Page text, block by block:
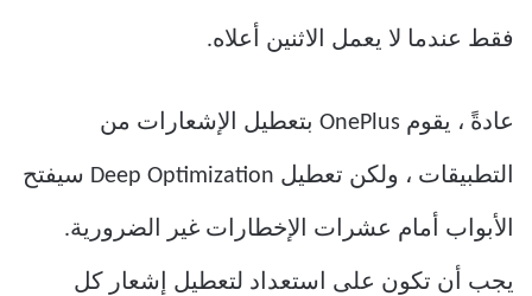
فقط عندما لا يعمل الاثنين أعلاه.
عادةً ، يقوم OnePlus بتعطيل الإشعارات من
التطبيقات ، ولكن تعطيل Deep Optimization سيفتح
الأبواب أمام عشرات الإخطارات غير الضرورية.
يجب أن تكون على استعداد لتعطيل إشعار كل